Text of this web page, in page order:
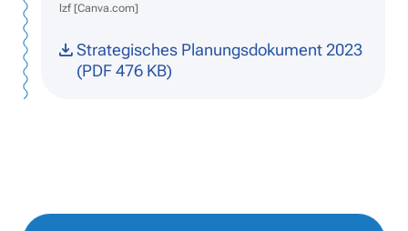
lzf [Canva.com]
Strategisches Planungsdokument 2023
(PDF 476 KB)